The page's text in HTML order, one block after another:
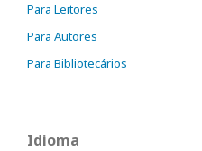
Para Leitores
Para Autores
Para Bibliotecários
Idioma